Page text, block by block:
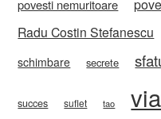
povesti nemuritoare
Radu Costin Stefanescu
schimbare secrete
succes suflet tao